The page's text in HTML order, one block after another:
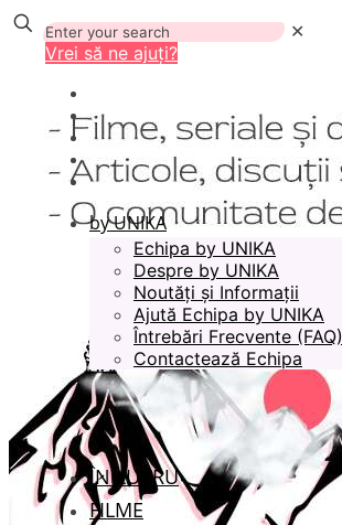
✕
Vrei să ne ajuți?
by UNIKA
Echipa by UNIKA
Despre by UNIKA
Noutăți și Informații
Ajută Echipa by UNIKA
Întrebări Frecvente (FAQ)
Contactează Echipa
ÎN LUCRU
FILME